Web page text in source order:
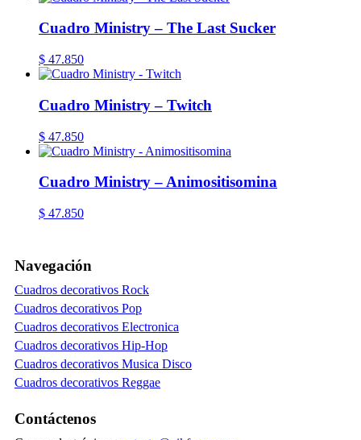
Cuadro Ministry – The Last Sucker
$ 47.850
Cuadro Ministry – Twitch
$ 47.850
Cuadro Ministry – Animositisomina
$ 47.850
Navegación
Cuadros decorativos Rock
Cuadros decorativos Pop
Cuadros decorativos Electronica
Cuadros decorativos Hip-Hop
Cuadros decorativos Musica Disco
Cuadros decorativos Reggae
Contáctenos